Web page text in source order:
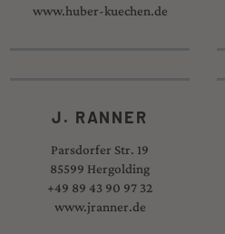
www.huber-kuechen.de
J. RANNER
Parsdorfer Str. 19
85599 Hergolding
+49 89 43 90 97 32
www.jranner.de